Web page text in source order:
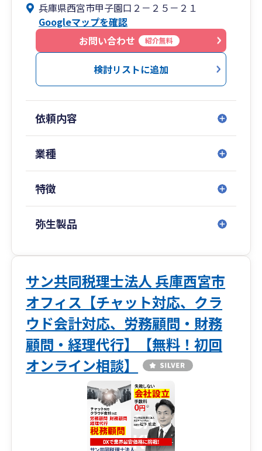
お気軽にお問い合わせください。
兵庫県西宮市甲子園口２－２５－２１
Googleマップを確認
お問い合わせ
紹介無料
検討リストに追加
依頼内容
業種
特徴
弥生製品
サン共同税理士法人 兵庫西宮市
オフィス【チャット対応、クラ
ウド会計対応、労務顧問・財務
顧問・経理代行】【無料！初回
オンライン相談】